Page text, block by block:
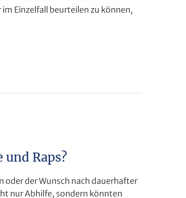
Einzelfall beurteilen zu können,
Raps?
oder der Wunsch nach dauerhafter
nur Abhilfe, sondern könnten